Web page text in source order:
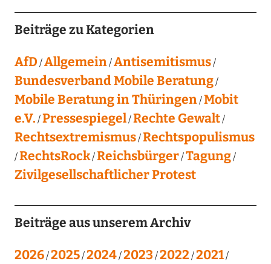
Beiträge zu Kategorien
AfD Allgemein Antisemitismus
Bundesverband Mobile Beratung
Mobile Beratung in Thüringen Mobit
e.V. Pressespiegel Rechte Gewalt
Rechtsextremismus Rechtspopulismus
RechtsRock Reichsbürger Tagung
Zivilgesellschaftlicher Protest
Beiträge aus unserem Archiv
2026 2025 2024 2023 2022 2021